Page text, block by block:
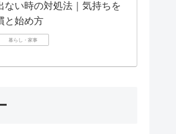
ない時の対処法｜気持ちを
と始め方
暮らし・家事